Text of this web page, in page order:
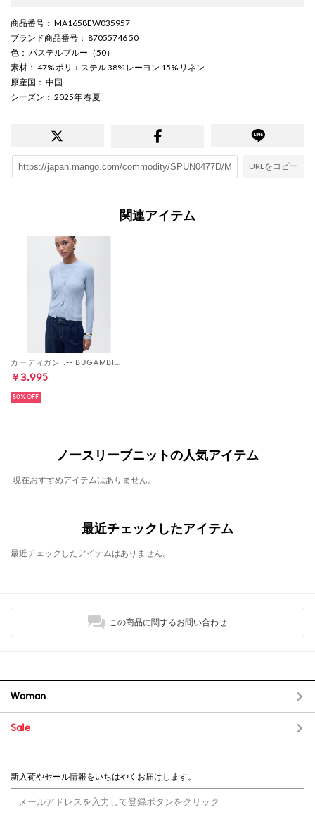
商品番号 ： MA1658EW035957
ブランド商品番号 ： 87055746 50
色 ： パステルブルー（50）
素材 ： 47% ポリエステル 38% レーヨン 15% リネン
原産国 ： 中国
シーズン ： 2025年 春夏
URLをコピー
関連アイテム
カーディガン .-- BUGAMBI （パステルブルー）
￥3,995
50%
ノースリーブニットの人気アイテム
現在おすすめアイテムはありません。
最近チェックしたアイテム
最近チェックしたアイテムはありません。
この商品に関するお問い合わせ
Woman
Sale
新入荷やセール情報をいちはやくお届けします。